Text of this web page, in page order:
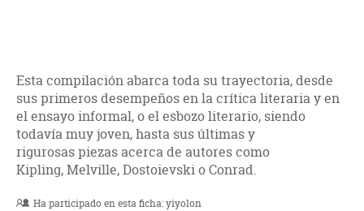
Esta compilación abarca toda su trayectoria, desde
sus primeros desempeños en la crítica literaria y en
el ensayo informal, o el esbozo literario, siendo
todavía muy joven, hasta sus últimas y
rigurosas piezas acerca de autores como
Kipling, Melville, Dostoievski o Conrad.
Ha participado en esta ficha:yiyolon